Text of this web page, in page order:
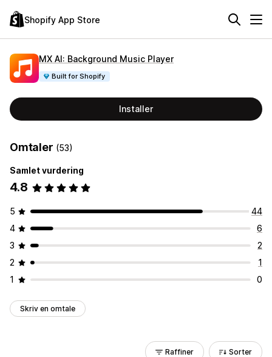
Shopify App Store
MX AI: Background Music Player
Built for Shopify
Installer
Omtaler (53)
Samlet vurdering
4.8
5
44
4
6
3
2
2
1
1
0
Skriv en omtale
Raffiner Sorter